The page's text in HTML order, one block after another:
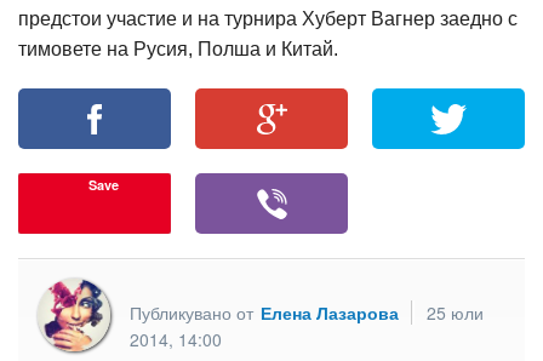
предстои участие и на турнира Хуберт Вагнер заедно с
тимовете на Русия, Полша и Китай.
Save
Публикувано от Елена Лазарова
25 юли
2014, 14:00